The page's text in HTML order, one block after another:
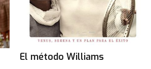
El método Williams